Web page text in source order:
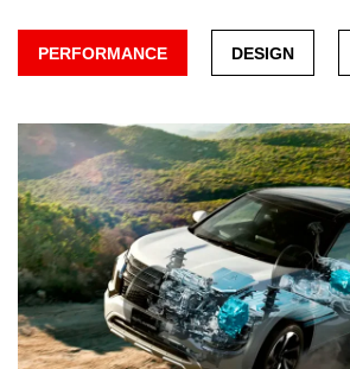
PERFORMANCE DESIGN